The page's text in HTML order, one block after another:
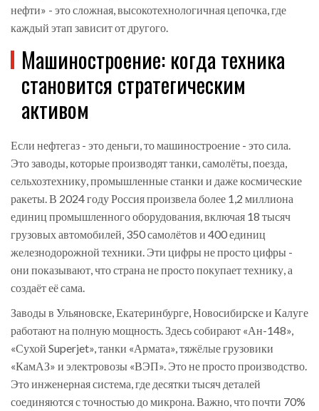
нефти» - это сложная, высокотехнологичная цепочка, где
каждый этап зависит от другого.
Машиностроение: когда техника
становится стратегическим
активом
Если нефтегаз - это деньги, то машиностроение - это сила.
Это заводы, которые производят танки, самолёты, поезда,
сельхозтехнику, промышленные станки и даже космические
ракеты. В 2024 году Россия произвела более 1,2 миллиона
единиц промышленного оборудования, включая 18 тысяч
грузовых автомобилей, 350 самолётов и 400 единиц
железнодорожной техники. Эти цифры не просто цифры -
они показывают, что страна не просто покупает технику, а
создаёт её сама.
Заводы в Ульяновске, Екатеринбурге, Новосибирске и Калуге
работают на полную мощность. Здесь собирают «Ан-148»,
«Сухой Superjet», танки «Армата», тяжёлые грузовики
«КамАЗ» и электровозы «ВЭП». Это не просто производство.
Это инженерная система, где десятки тысяч деталей
соединяются с точностью до микрона. Важно, что почти 70%